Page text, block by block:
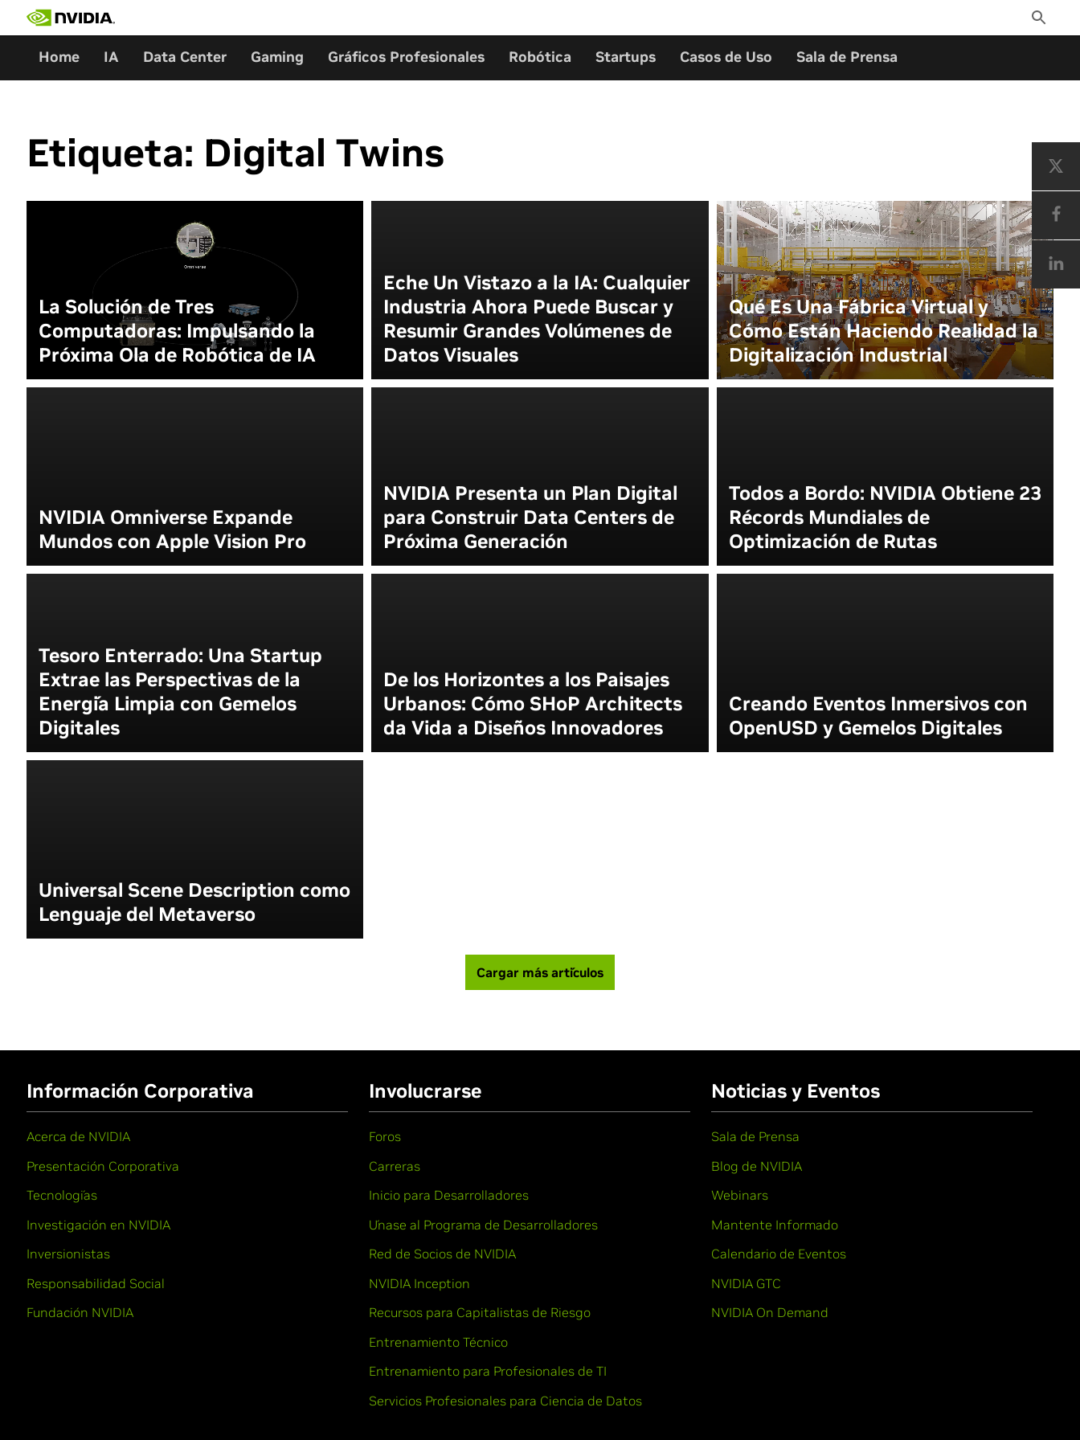
Toggle
Search
Home IA Data Center Gaming Gráficos Profesionales Robótica Startups Casos de Uso Sala de Prensa
Etiqueta: Digital Twins
La Solución de Tres
Computadoras: Impulsando la
Próxima Ola de Robótica de IA
Eche Un Vistazo a la IA: Cualquier
Industria Ahora Puede Buscar y
Resumir Grandes Volúmenes de
Datos Visuales
Qué Es Una Fábrica Virtual y
Cómo Están Haciendo Realidad la
Digitalización Industrial
NVIDIA Omniverse Expande
Mundos con Apple Vision Pro
NVIDIA Presenta un Plan Digital
para Construir Data Centers de
Próxima Generación
Todos a Bordo: NVIDIA Obtiene 23
Récords Mundiales de
Optimización de Rutas
Tesoro Enterrado: Una Startup
Extrae las Perspectivas de la
Energía Limpia con Gemelos
Digitales
De los Horizontes a los Paisajes
Urbanos: Cómo SHoP Architects
da Vida a Diseños Innovadores
Creando Eventos Inmersivos con
OpenUSD y Gemelos Digitales
Universal Scene Description como
Lenguaje del Metaverso
Cargar más artículos
Información Corporativa
Acerca de NVIDIA
Presentación Corporativa
Tecnologías
Investigación en NVIDIA
Inversionistas
Responsabilidad Social
Fundación NVIDIA
Involucrarse
Foros
Carreras
Inicio para Desarrolladores
Únase al Programa de Desarrolladores
Red de Socios de NVIDIA
NVIDIA Inception
Recursos para Capitalistas de Riesgo
Entrenamiento Técnico
Entrenamiento para Profesionales de TI
Servicios Profesionales para Ciencia de Datos
Noticias y Eventos
Sala de Prensa
Blog de NVIDIA
Webinars
Mantente Informado
Calendario de Eventos
NVIDIA GTC
NVIDIA On Demand